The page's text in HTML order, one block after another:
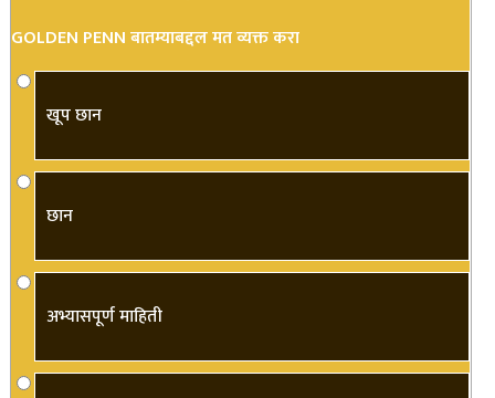
GOLDEN PENN बातम्याबद्दल मत व्यक्त करा
खूप छान
छान
अभ्यासपूर्ण माहिती